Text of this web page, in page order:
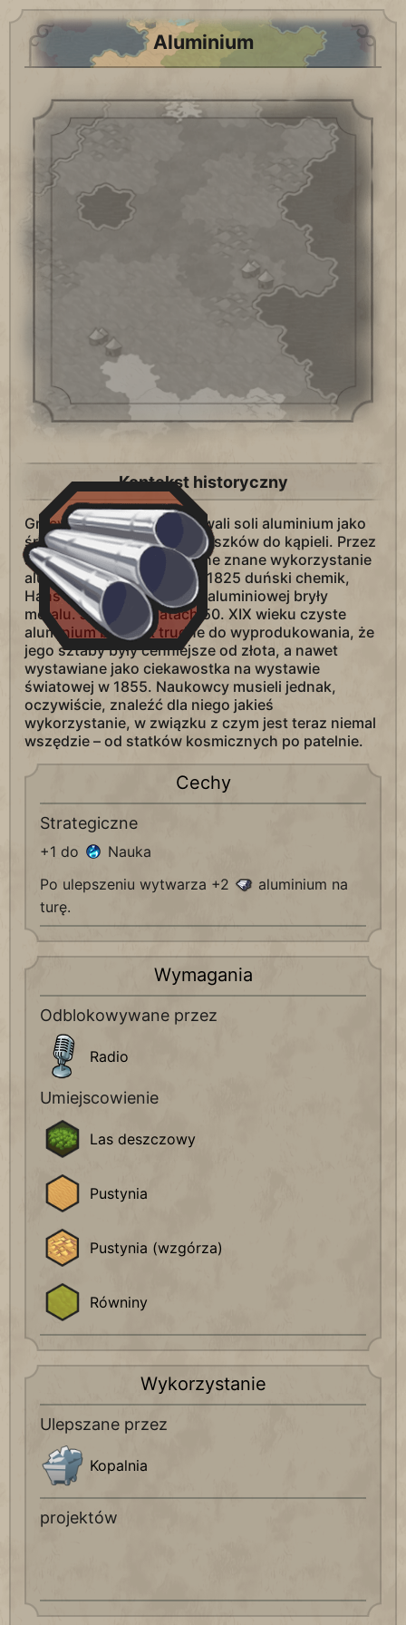
Aluminium
Kontekst historyczny
Grecy oraz Rzymianie używali soli aluminium jako
środków ściągających i proszków do kąpieli. Przez
stulecia pozostało to jedyne znane wykorzystanie
aluminium, dopóki w roku 1825 duński chemik,
Hans Orsted, nie stworzył aluminiowej bryły
metalu. Jeszcze w latach 50. XIX wieku czyste
aluminium było tak trudne do wyprodukowania, że
jego sztaby były cenniejsze od złota, a nawet
wystawiane jako ciekawostka na wystawie
światowej w 1855. Naukowcy musieli jednak,
oczywiście, znaleźć dla niego jakieś
wykorzystanie, w związku z czym jest teraz niemal
wszędzie – od statków kosmicznych po patelnie.
Cechy
Strategiczne
+1 do
Nauka
Po ulepszeniu wytwarza +2
aluminium na
turę.
Wymagania
Odblokowywane przez
Radio
Umiejscowienie
Las deszczowy
Pustynia
Pustynia (wzgórza)
Równiny
Wykorzystanie
Ulepszane przez
Kopalnia
projektów